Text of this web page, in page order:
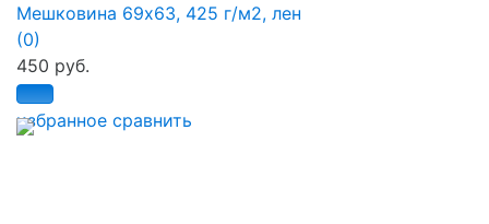
избранное сравнить
Мешковина 69х63, 425 г/м2, лен
(0)
450 руб.